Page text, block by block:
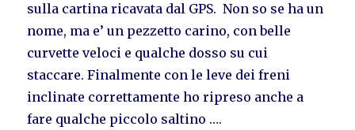
sulla cartina ricavata dal GPS. Non so se ha un
nome, ma e’ un pezzetto carino, con belle
curvette veloci e qualche dosso su cui
staccare. Finalmente con le leve dei freni
inclinate correttamente ho ripreso anche a
fare qualche piccolo saltino ….